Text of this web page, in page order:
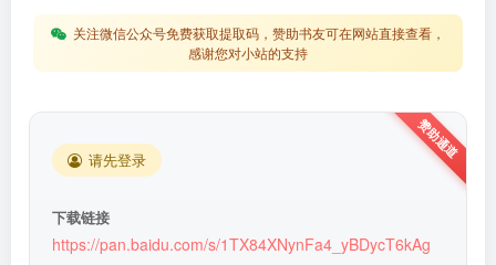
关注微信公众号免费获取提取码，赞助书友可在网站直接查看，
感谢您对小站的支持
请先登录
下载链接
https://pan.baidu.com/s/1TX84XNynFa4_yBDycT6kAg